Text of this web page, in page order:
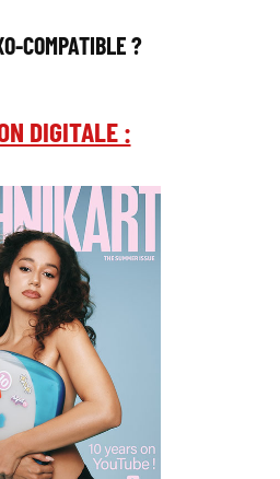
COMPATIBLE ?
DIGITALE :